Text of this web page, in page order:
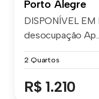
Porto Alegre
DISPONÍVEL
desocupação
2 Quartos
R$ 1.210